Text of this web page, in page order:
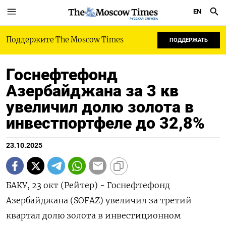
РУССКАЯ СЛУЖБА
EN
Поддержите The Moscow Times ПОДДЕРЖАТЬ
Госнефтефонд
Азербайджана за 3 кв
увеличил долю золота в
инвестпортфеле до 32,8%
23.10.2025
БАКУ, 23 окт (Рейтер) - Госнефтефонд
Азербайджана (SOFAZ) увеличил за третий
квартал долю золота в инвестиционном